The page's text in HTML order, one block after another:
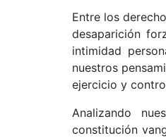
Entre los
desaparición
intimidad
nuestros
ejercicio y
Analizando
constitución